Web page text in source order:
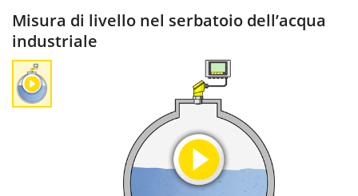
Misura di livello nel serbatoio dell’acqua
industriale